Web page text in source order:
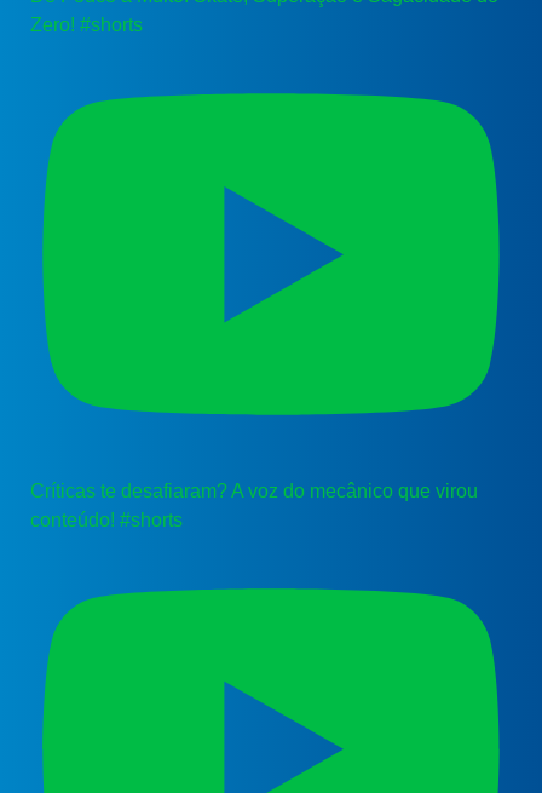
Zero! #shorts
Críticas te desafiaram? A voz do mecânico que virou
conteúdo! #shorts